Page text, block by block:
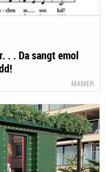
. . Da sangt emol
MAMER